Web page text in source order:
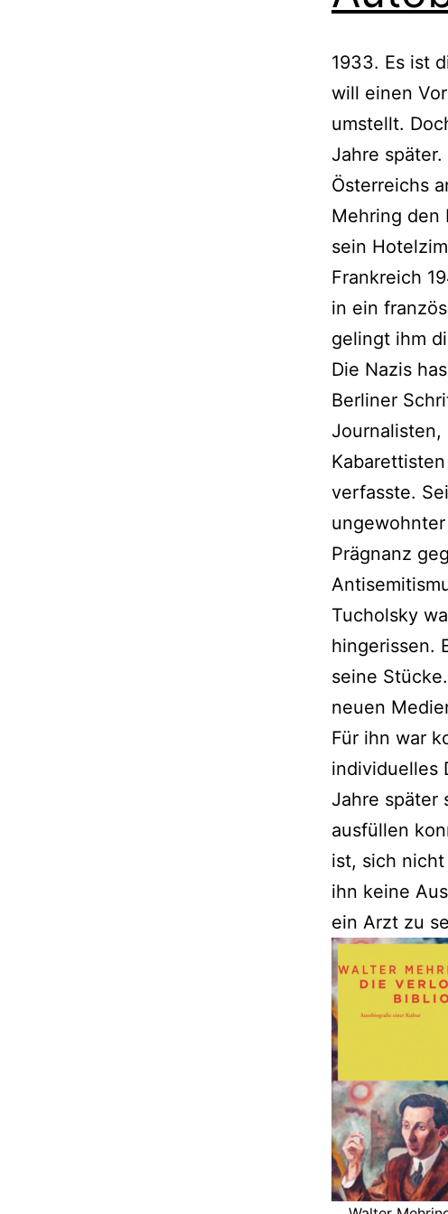
1933. Es ist
will einen
umstellt.
Jahre
Österreichs
Mehring den
sein
Frankreich
in ein
gelingt ihm
Die Nazis
Berliner
verfasste.
Prägnanz
Tucholsky
hingerissen.
seine
neuen
Für ihn war
individuelles
Jahre später
ausfüllen
ist, sich
ihn keine
ein Arzt zu